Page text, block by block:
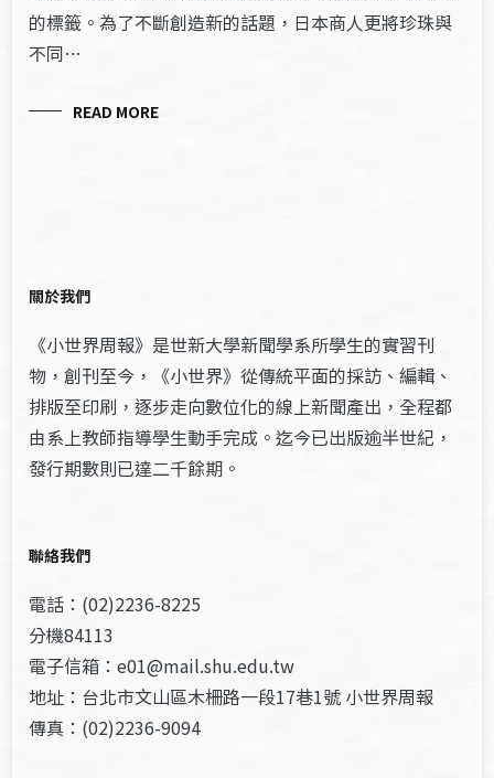
的標籤。為了不斷創造新的話題，日本商人更將珍珠與
不同…
READ MORE
關於我們
《小世界周報》是世新大學新聞學系所學生的實習刊
物，創刊至今，《小世界》從傳統平面的採訪、編輯、
排版至印刷，逐步走向數位化的線上新聞產出，全程都
由系上教師指導學生動手完成。迄今已出版逾半世紀，
發行期數則已達二千餘期。
聯絡我們
電話：(02)2236-8225
分機84113
電子信箱：e01@mail.shu.edu.tw
地址：台北市文山區木柵路一段17巷1號 小世界周報
傳真：(02)2236-9094